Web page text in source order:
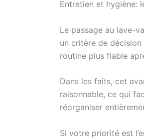
Entretien et hygiène:
Le passage au lave-
un critère de
routine plus fiable
Dans les faits, cet
raisonnable, ce qui
réorganiser
Si votre priorité est